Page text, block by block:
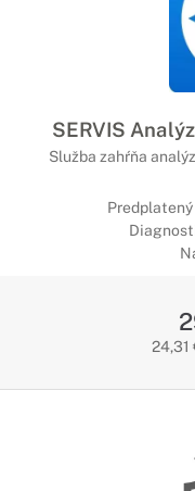
SERVIS
Služba zahŕňa
24,31